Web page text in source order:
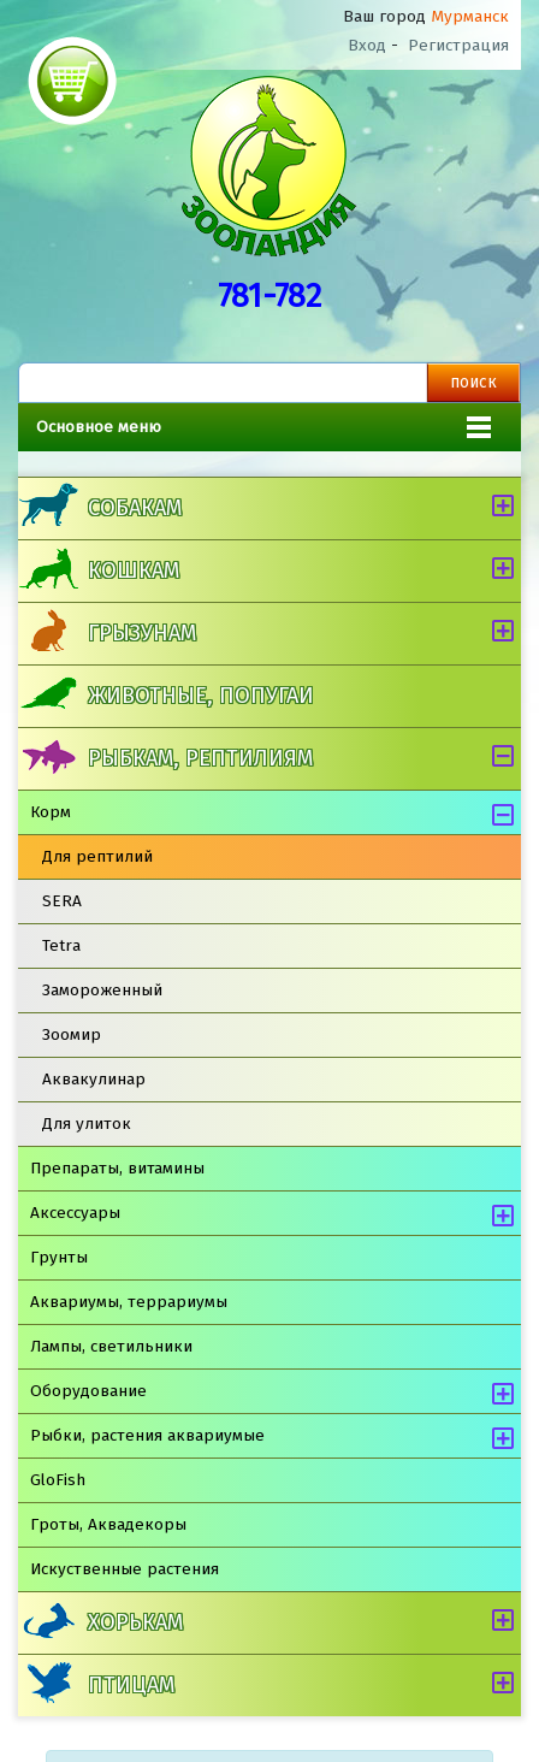
Ваш город Мурманск
Вход - Регистрация
781-782
Основное меню
СОБАКАМ
КОШКАМ
ГРЫЗУНАМ
ЖИВОТНЫЕ, ПОПУГАИ
РЫБКАМ, РЕПТИЛИЯМ
Корм
Для рептилий
SERA
Tetra
Замороженный
Зоомир
Аквакулинар
Для улиток
Препараты, витамины
Аксессуары
Грунты
Аквариумы, террариумы
Лампы, светильники
Оборудование
Рыбки, растения аквариумые
GloFish
Гроты, Аквадекоры
Искуственные растения
ХОРЬКАМ
ПТИЦАМ